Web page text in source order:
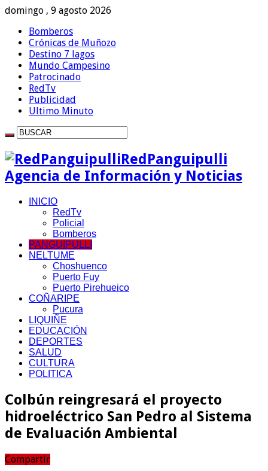
domingo , 9 agosto 2026
Bomberos
Crónicas de Muñozo
Destino 7 lagos
Mundo Campesino
Patrocinado
RedTv
Publicidad
Ultimo Minuto
RedPanguipulli
Agencia de Información y Noticias
INICIO
RedTv
Policial
Bomberos
PANGUIPULLI
NELTUME
Choshuenco
Puerto Fuy
Puerto Pirehueico
COÑARIPE
Pucura
LIQUIÑE
EDUCACIÓN
DEPORTES
SALUD
CULTURA
POLITICA
Colbún reingresará el proyecto
hidroeléctrico San Pedro al Sistema
de Evaluación Ambiental
Compartir